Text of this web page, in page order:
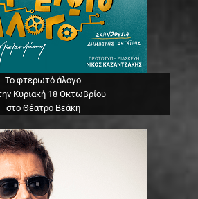
Το φτερωτό άλογο
Κυριακή 18 Οκτωβρίου
στο Θέατρο Βεάκη